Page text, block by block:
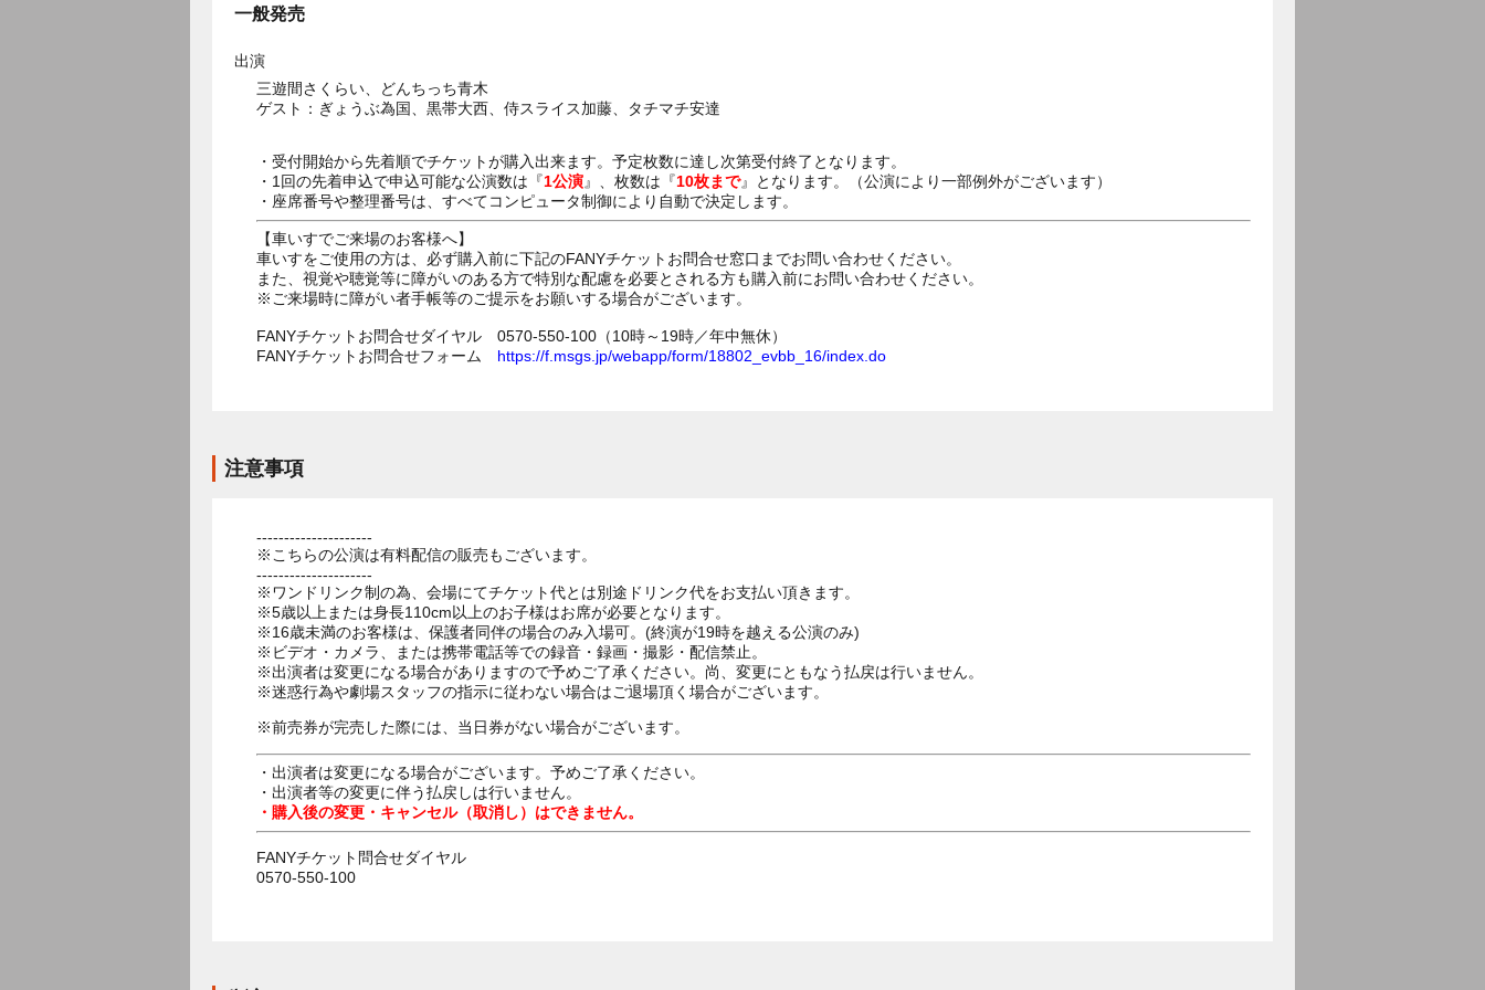
一般発売
出演
三遊間さくらい、どんちっち青木
ゲスト：ぎょうぶ為国、黒帯大西、侍スライス加藤、タチマチ安達
・受付開始から先着順でチケットが購入出来ます。予定枚数に達し次第受付終了となります。
・1回の先着申込で申込可能な公演数は『1公演』、枚数は『10枚まで』となります。（公演により一部例外がございます）
・座席番号や整理番号は、すべてコンピュータ制御により自動で決定します。
【車いすでご来場のお客様へ】
車いすをご使用の方は、必ず購入前に下記のFANYチケットお問合せ窓口までお問い合わせください。
また、視覚や聴覚等に障がいのある方で特別な配慮を必要とされる方も購入前にお問い合わせください。
※ご来場時に障がい者手帳等のご提示をお願いする場合がございます。
FANYチケットお問合せダイヤル 0570-550-100（10時～19時／年中無休）
FANYチケットお問合せフォーム https://f.msgs.jp/webapp/form/18802_evbb_16/index.do
注意事項
---------------------
※こちらの公演は有料配信の販売もございます。
---------------------
※ワンドリンク制の為、会場にてチケット代とは別途ドリンク代をお支払い頂きます。
※5歳以上または身長110cm以上のお子様はお席が必要となります。
※16歳未満のお客様は、保護者同伴の場合のみ入場可。(終演が19時を越える公演のみ)
※ビデオ・カメラ、または携帯電話等での録音・録画・撮影・配信禁止。
※出演者は変更になる場合がありますので予めご了承ください。尚、変更にともなう払戻は行いません。
※迷惑行為や劇場スタッフの指示に従わない場合はご退場頂く場合がございます。
※前売券が完売した際には、当日券がない場合がございます。
・出演者は変更になる場合がございます。予めご了承ください。
・出演者等の変更に伴う払戻しは行いません。
・購入後の変更・キャンセル（取消し）はできません。
FANYチケット問合せダイヤル
0570-550-100